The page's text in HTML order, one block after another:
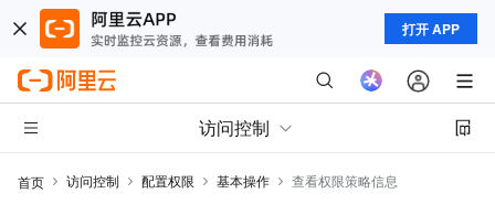
打开 APP
访问控制
首页 访问控制 配置权限 基本操作 查看权限策略信息